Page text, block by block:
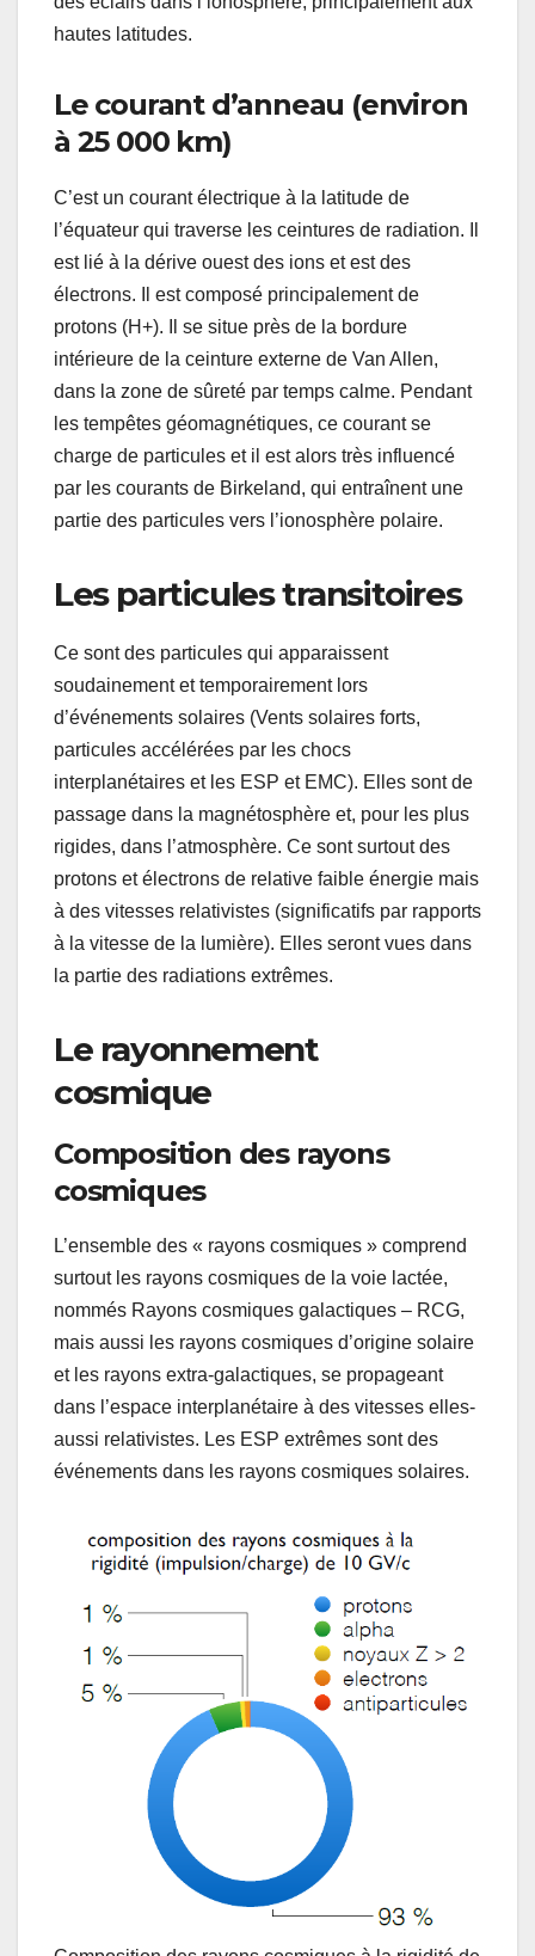
hautes latitudes.
Le courant d’anneau (environ
à 25 000 km)
C’est un courant électrique à la latitude de
l’équateur qui traverse les ceintures de radiation. Il
est lié à la dérive ouest des ions et est des
électrons. Il est composé principalement de
protons (H+). Il se situe près de la bordure
intérieure de la ceinture externe de Van Allen,
dans la zone de sûreté par temps calme. Pendant
les tempêtes géomagnétiques, ce courant se
charge de particules et il est alors très influencé
par les courants de Birkeland, qui entraînent une
partie des particules vers l’ionosphère polaire.
Les particules transitoires
Ce sont des particules qui apparaissent
soudainement et temporairement lors
d’événements solaires (Vents solaires forts,
particules accélérées par les chocs
interplanétaires et les ESP et EMC). Elles sont de
passage dans la magnétosphère et, pour les plus
rigides, dans l’atmosphère. Ce sont surtout des
protons et électrons de relative faible énergie mais
à des vitesses relativistes (significatifs par rapports
à la vitesse de la lumière). Elles seront vues dans
la partie des radiations extrêmes.
Le rayonnement
cosmique
Composition des rayons
cosmiques
L’ensemble des « rayons cosmiques » comprend
surtout les rayons cosmiques de la voie lactée,
nommés Rayons cosmiques galactiques – RCG,
mais aussi les rayons cosmiques d’origine solaire
et les rayons extra-galactiques, se propageant
dans l’espace interplanétaire à des vitesses elles-
aussi relativistes. Les ESP extrêmes sont des
événements dans les rayons cosmiques solaires.